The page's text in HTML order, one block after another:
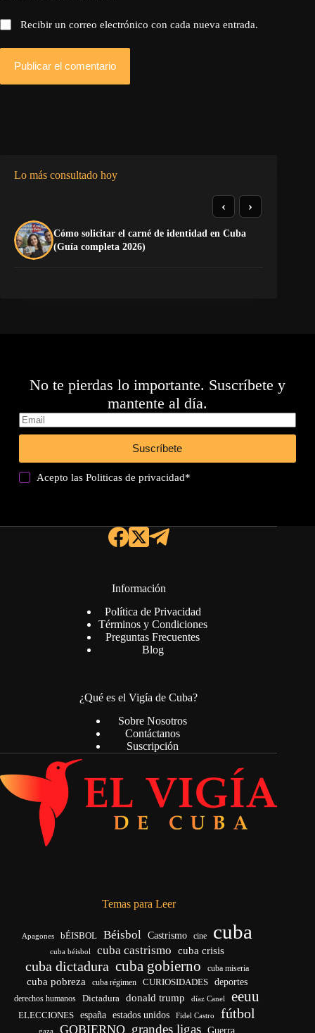
Recibir un correo electrónico con cada nueva entrada.
Publicar el comentario
Lo más consultado hoy
Cómo solicitar el carné de identidad en Cuba
(Guía completa 2026)
‹ ›
No te pierdas lo importante. Suscríbete y
mantente al día.
Suscríbete
Acepto lasPoliticas de privacidad*
Información
Política de Privacidad
Términos y Condiciones
Preguntas Frecuentes
Blog
¿Qué es el Vigía de Cuba?
Sobre Nosotros
Contáctanos
Suscripción
Temas para Leer
Apagones bÉISBOL Béisbol Castrismo cine cuba
cuba béisbol cuba castrismo cuba crisis
cuba dictadura cuba gobierno cuba miseria
cuba pobreza cuba régimen CURIOSIDADES deportes
derechos humanos Dictadura donald trump díaz Canel eeuu
ELECCIONES españa estados unidos Fidel Castro fútbol
GOBIERNO grandes ligas Guerra